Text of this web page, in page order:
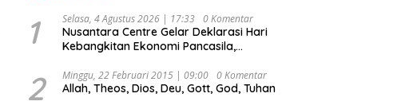
1 Selasa, 4 Agustus 2026 | 17:33 0 Komentar
Nusantara Centre Gelar Deklarasi Hari
Kebangkitan Ekonomi Pancasila,
Djojohadikusumo Anti Penjajahan
(Pergolakan Ekonomi Politik Indonesia) &
2 Minggu, 22 Februari 2015 | 09:00 0 Komentar
Allah, Theos, Dios, Deu, Gott, God, Tuhan